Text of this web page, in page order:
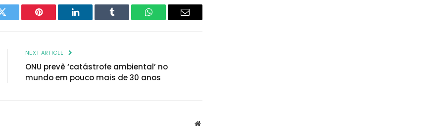
Twitter Pinterest LinkedIn Tumblr WhatsAppEmail
NEXT ARTICLE
ONU prevê ‘catástrofe ambiental’ no
mundo em pouco mais de 30 anos
Website